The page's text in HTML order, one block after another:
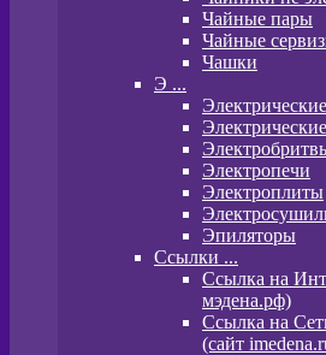
Чайные пары
Чайные
Чашки
Э ...
Электропечи
Электроплиты
Эпиляторы
Ссылки ...
Ссылка на
мэдена.рф)
Ссылка на
(сайт